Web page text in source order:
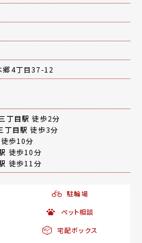
郷4丁目37-12
丁目駅 徒歩2分
丁目駅 徒歩3分
徒歩10分
徒歩10分
徒歩11分
駐輪場
ペット相談
宅配ボックス